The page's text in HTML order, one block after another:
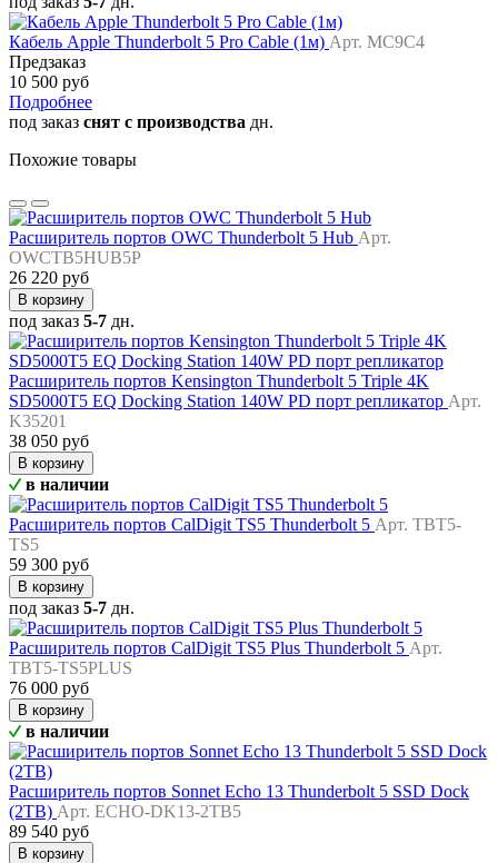
Кабель Apple Thunderbolt 5 Pro Cable (1м) Арт. MC9C4
Предзаказ
10 500 руб
Подробнее
под заказ снят с производства дн.
Похожие товары
Расширитель портов OWC Thunderbolt 5 Hub Арт.
OWCTB5HUB5P
26 220 руб
В корзину
под заказ 5-7 дн.
Расширитель портов Kensington Thunderbolt 5 Triple 4K
SD5000T5 EQ Docking Station 140W PD порт репликатор Арт.
K35201
38 050 руб
В корзину
в наличии
Расширитель портов CalDigit TS5 Thunderbolt 5 Арт. TBT5-
TS5
59 300 руб
В корзину
под заказ 5-7 дн.
Расширитель портов CalDigit TS5 Plus Thunderbolt 5 Арт.
TBT5-TS5PLUS
76 000 руб
В корзину
в наличии
Расширитель портов Sonnet Echo 13 Thunderbolt 5 SSD Dock
(2TB) Арт. ECHO-DK13-2TB5
89 540 руб
В корзину